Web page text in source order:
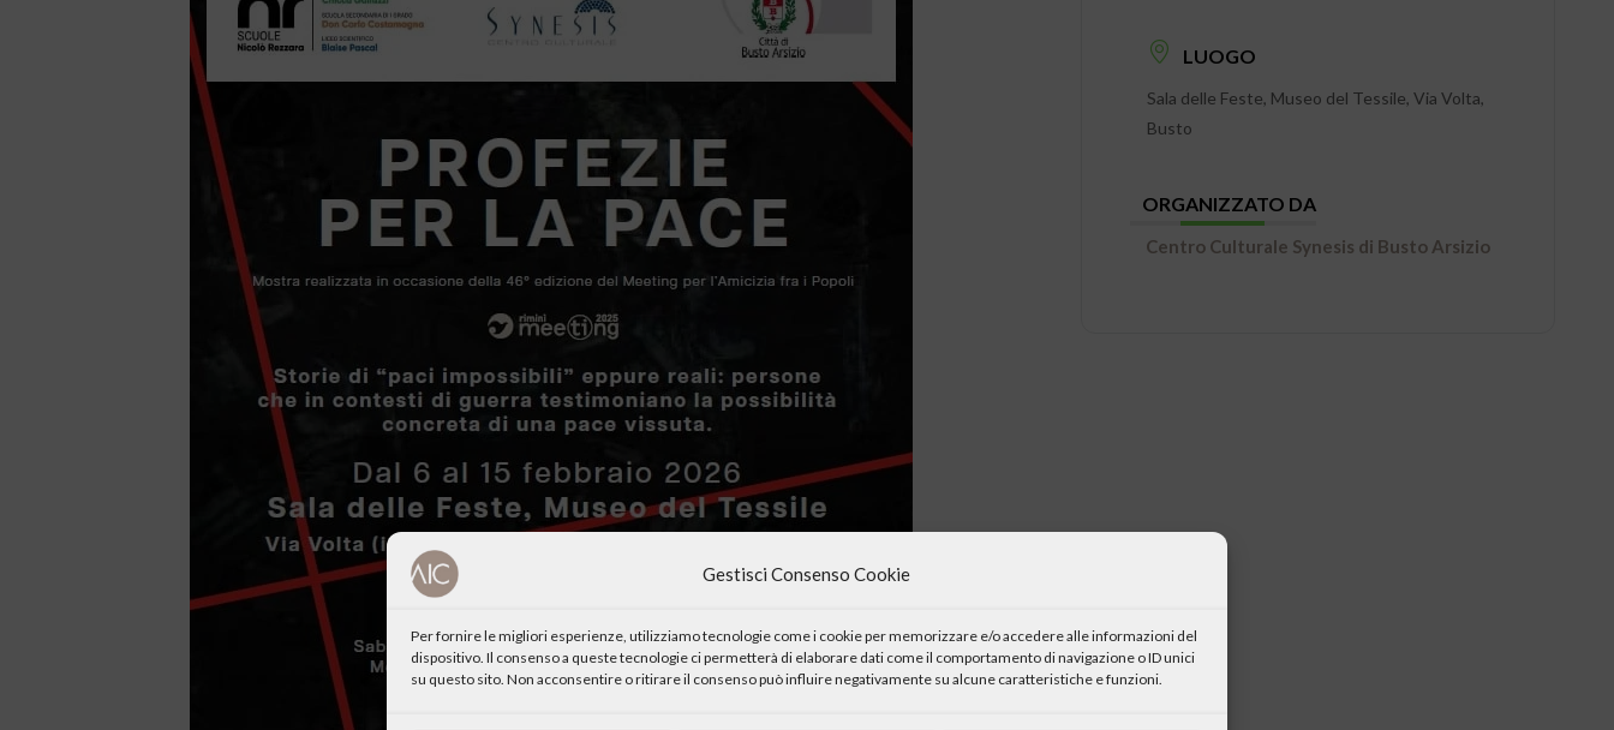
Gestisci Consenso Cookie
Per fornire le migliori esperienze, utilizziamo tecnologie come i cookie per memorizzare e/o accedere alle informazioni del
dispositivo. Il consenso a queste tecnologie ci permetterà di elaborare dati come il comportamento di navigazione o ID unici
su questo sito. Non acconsentire o ritirare il consenso può influire negativamente su alcune caratteristiche e funzioni.
LUOGO
Sala delle Feste, Museo del Tessile, Via Volta,
Busto
ORGANIZZATO DA
Centro Culturale Synesis di Busto Arsizio